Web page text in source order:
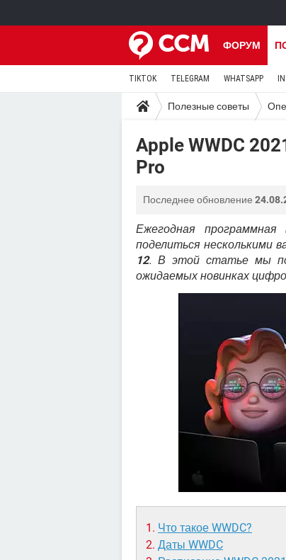
ФОРУМ
TIKTOK TELEGRAM WHATSAPP
Полезные советы
Apple WWDC
Pro
Последнее обновление
Ежегодная программная
поделиться несколькими
12. В этой статье мы
ожидаемых новинках
Что такое WWDC?
Даты WWDC